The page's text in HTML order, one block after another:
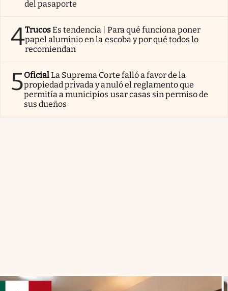
del pasaporte
4TrucosEs tendencia | Para qué funciona poner
papel aluminio en la escoba y por qué todos lo
recomiendan
5OficialLa Suprema Corte falló a favor de la
propiedad privada y anuló el reglamento que
permitía a municipios usar casas sin permiso de
sus dueños